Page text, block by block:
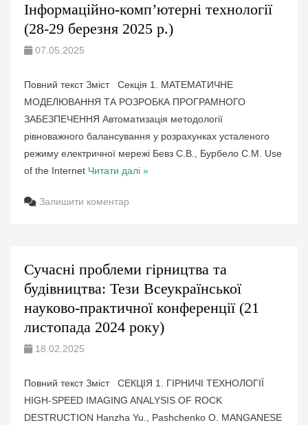
Інформаційно-компʼютерні технології
(28-29 березня 2025 р.)
07.05.2025
Повний текст Зміст Секція 1. МАТЕМАТИЧНЕ
МОДЕЛЮВАННЯ ТА РОЗРОБКА ПРОГРАМНОГО
ЗАБЕЗПЕЧЕННЯ Автоматизація методології
рівноважного балансування у розрахунках усталеного
режиму електричної мережі Бевз С.В., Бурбело С.М. Use
of the Internet Читати далі »
Залишити коментар
Сучасні проблеми гірництва та
будівництва: Тези Всеукраїнської
науково-практичної конференції (21
листопада 2024 року)
18.02.2025
Повний текст Зміст СЕКЦІЯ 1. ГІРНИЧІ ТЕХНОЛОГІЇ
HIGH-SPEED IMAGING ANALYSIS OF ROCK
DESTRUCTION Hanzha Yu., Pashchenko O. MANGANESE